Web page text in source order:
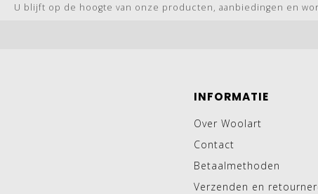
U blijft op de hoogte van onze producten, aanbiedingen en
INFORMATIE
Over Woolart
Contact
Betaalmethoden
Verzenden en